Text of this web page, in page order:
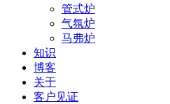
管式炉
气氛炉
马弗炉
知识
博客
关于
客户见证